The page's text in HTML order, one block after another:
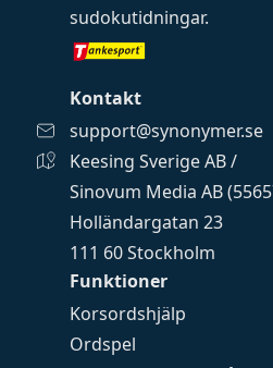
Funktioner
Korsordshjälp
Ordspel
sudokutidningar.
Kontakt
support@synonymer.se
Keesing Sverige AB /
Sinovum Media AB
Holländargatan 23
111 60 Stockholm